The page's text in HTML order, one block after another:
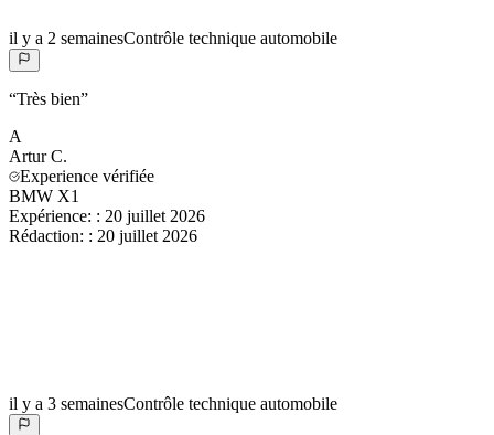
il y a 2 semainesContrôle technique automobile
“Très bien”
A
Artur C.
Experience vérifiée
BMW X1
Expérience: : 20 juillet 2026
Rédaction: : 20 juillet 2026
il y a 3 semainesContrôle technique automobile